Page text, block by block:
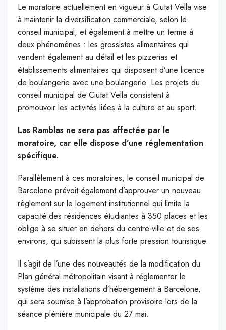
Le moratoire actuellement en vigueur à Ciutat Vella vise
à maintenir la diversification commerciale, selon le
conseil municipal, et également à mettre un terme à
deux phénomènes : les grossistes alimentaires qui
vendent également au détail et les pizzerias et
établissements alimentaires qui disposent d’une licence
de boulangerie avec une boulangerie. Les projets du
conseil municipal de Ciutat Vella consistent à
promouvoir les activités liées à la culture et au sport.
Las Ramblas ne sera pas affectée par le
moratoire, car elle dispose d’une réglementation
spécifique.
Parallèlement à ces moratoires, le conseil municipal de
Barcelone prévoit également d’approuver un nouveau
règlement sur le logement institutionnel qui limite la
capacité des résidences étudiantes à 350 places et les
oblige à se situer en dehors du centre-ville et de ses
environs, qui subissent la plus forte pression touristique.
Il s’agit de l’une des nouveautés de la modification du
Plan général métropolitain visant à réglementer le
système des installations d’hébergement à Barcelone,
qui sera soumise à l’approbation provisoire lors de la
séance plénière municipale du 27 mai.